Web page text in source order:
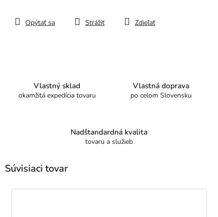
Opýtať sa Strážiť Zdieľať
Vlastný sklad
okamžitá expedícia tovaru
Vlastná doprava
po celom Slovensku
Nadštandardná kvalita
tovaru a služieb
Súvisiaci tovar